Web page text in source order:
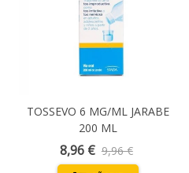
TOSSEVO 6 MG/ML JARABE
200 ML
8,96 € 9,96 €